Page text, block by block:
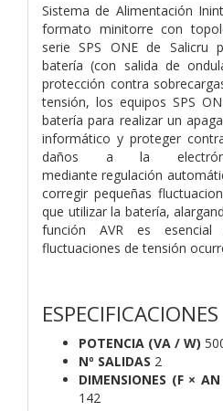
Sistema de Alimentación
formato minitorre con
serie SPS ONE de Salicru
batería (con salida de
protección contra
tensión, los equipos SPS
batería para realizar un
informático y proteger
daños a la
medianteregulación
corregir pequeñas
que utilizar la batería,
función AVR es
fluctuaciones de tensión
ESPECIFICACIONES
POTENCIA (VA / W)
Nº SALIDAS 2
DIMENSIONES (F ×
142